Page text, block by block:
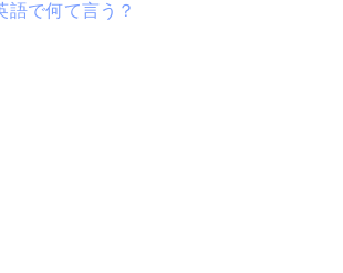
語で何て言う？